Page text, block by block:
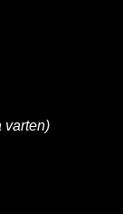
varten)